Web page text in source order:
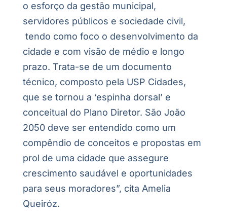
o esforço da gestão municipal,
servidores públicos e sociedade civil,
tendo como foco o desenvolvimento da
cidade e com visão de médio e longo
prazo. Trata-se de um documento
técnico, composto pela USP Cidades,
que se tornou a ‘espinha dorsal’ e
conceitual do Plano Diretor. São João
2050 deve ser entendido como um
compêndio de conceitos e propostas em
prol de uma cidade que assegure
crescimento saudável e oportunidades
para seus moradores”, cita Amelia
Queiróz.